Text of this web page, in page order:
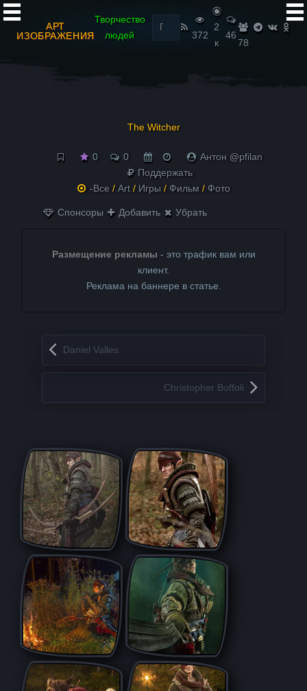
АРТ
ИЗОБРАЖЕНИЯ
Творчество
людей
Найти:
372
2
к
46
78
The Witcher
0 0
Антон @pfilan
Поддержать
-Все / Art/ Игры / Фильм / Фото
Спонсоры Добавить Убрать
Размещение рекламы - это трафик вам или
клиент.
Реклама на баннере в статье.
Запись навигация
Daniel Valles
Christopher Boffoli